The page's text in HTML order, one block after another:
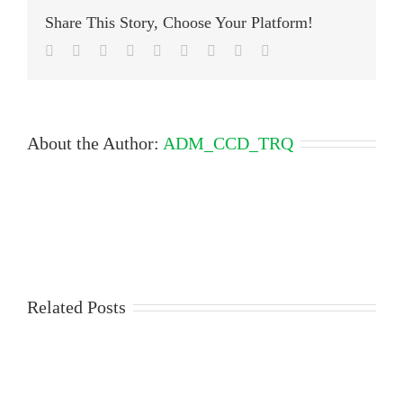
Share This Story, Choose Your Platform!
Facebook
TwitterLinkedIn
Reddit Google+
TumblrPinterest
About the Author: ADM_CCD_TRQ
Related Posts